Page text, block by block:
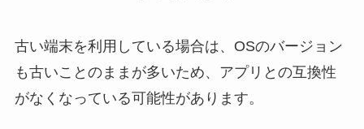
古い端末を利用している場合は、OSのバージョン
も古いことのままが多いため、アプリとの互換性
がなくなっている可能性があります。